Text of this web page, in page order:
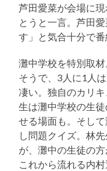
芦田愛菜が会場に
とうと一言。芦田
す」と気合十分で番
灘中学校を特別取
そうで、3人に1人
凄い。独自のカリ
生は灘中学校の生
せる場面も。そし
し問題クイズ。林
が、灘中の生徒の
これから流れる内